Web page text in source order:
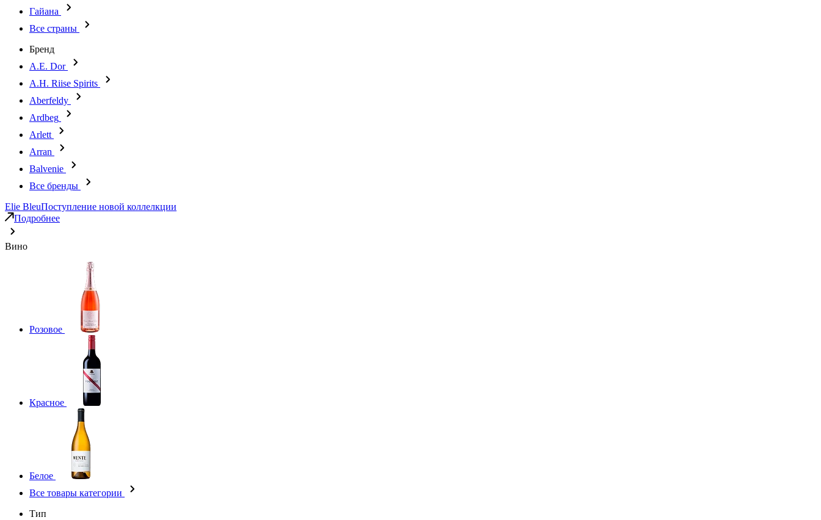
Гайана
Все страны
Бренд
A.E. Dor
A.H. Riise Spirits
Aberfeldy
Ardbeg
Arlett
Arran
Balvenie
Все бренды
Elie BleuПоступление новой коллелкции
Подробнее
Вино
Розовое
Красное
Белое
Все товары категории
Тип